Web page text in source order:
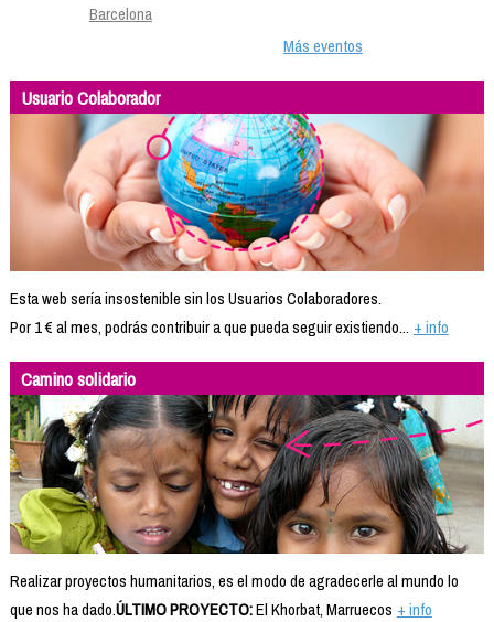
Barcelona
Más eventos
Usuario Colaborador
Esta web sería insostenible sin los Usuarios Colaboradores.
Por 1 € al mes, podrás contribuir a que pueda seguir existiendo... + info
Camino solidario
Realizar proyectos humanitarios, es el modo de agradecerle al mundo lo
que nos ha dado.ÚLTIMO PROYECTO:El Khorbat, Marruecos + info